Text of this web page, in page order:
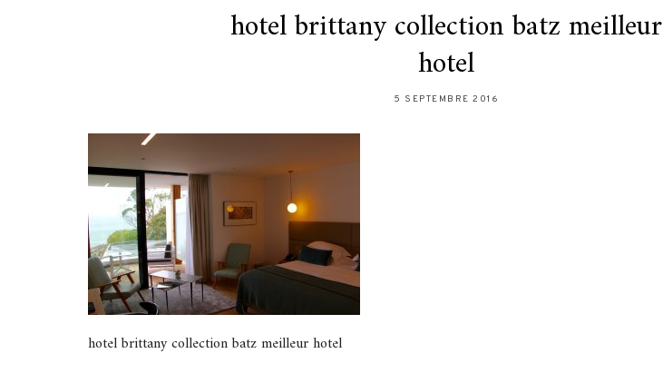
hotel brittany collection batz meilleur
hotel
5 SEPTEMBRE 2016
hotel brittany collection batz meilleur hotel